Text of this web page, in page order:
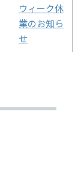
ウィーク休
業のお知ら
せ